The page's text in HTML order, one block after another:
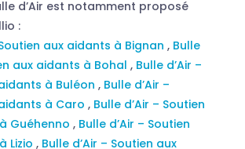
d’Air est notamment proposé
:
aux aidants à Bignan , Bulle
aux aidants à Bohal , Bulle d’Air –
à Buléon , Bulle d’Air –
à Caro , Bulle d’Air – Soutien
Guéhenno , Bulle d’Air – Soutien
Lizio , Bulle d’Air – Soutien aux